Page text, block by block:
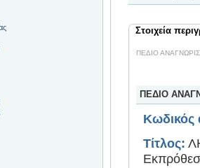
Στοιχεία
ΠΕΔΙΟ
ΠΕΔΙΟ
Κωδικός
Τίτλος: